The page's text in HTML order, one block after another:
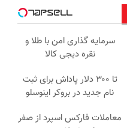
سرمایه گذاری امن با طلا و
نقره دیجی کالا
تا ۳۰۰ دلار پاداش برای ثبت
نام جدید در بروکر اینوسلو
معاملات فارکس اسپرد از صفر